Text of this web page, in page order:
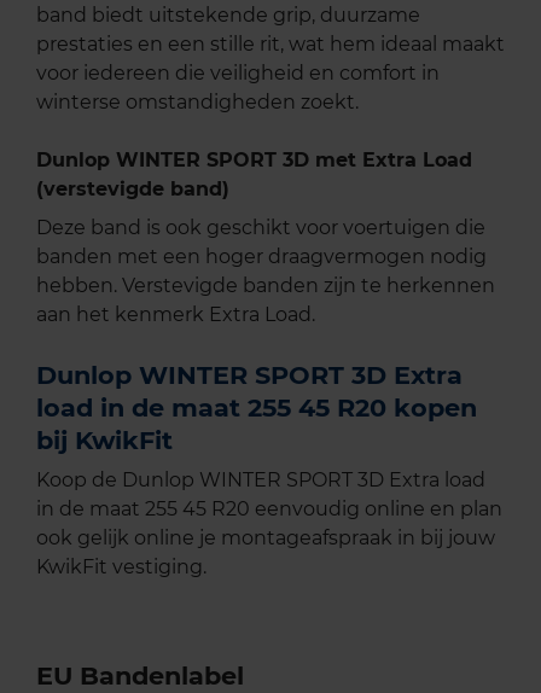
band biedt uitstekende grip, duurzame
prestaties en een stille rit, wat hem ideaal maakt
voor iedereen die veiligheid en comfort in
winterse omstandigheden zoekt.
Dunlop WINTER SPORT 3D met Extra Load
(verstevigde band)
Deze band is ook geschikt voor voertuigen die
banden met een hoger draagvermogen nodig
hebben. Verstevigde banden zijn te herkennen
aan het kenmerk Extra Load.
Dunlop WINTER SPORT 3D Extra
load in de maat 255 45 R20 kopen
bij KwikFit
Koop de Dunlop WINTER SPORT 3D Extra load
in de maat 255 45 R20 eenvoudig online en plan
ook gelijk online je montageafspraak in bij jouw
KwikFit vestiging.
EU Bandenlabel